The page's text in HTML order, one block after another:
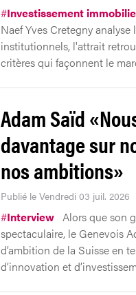
#Investissement
Naef Yves Cretegny
institutionnels, l'attrait
critères qui façonnent le
Adam Saïd
davantage sur
nos ambitions»
Publié le Vendredi 03 juil. 2026
#Interview Alors que son
spectaculaire, le Genevois
d’ambition de la Suisse en
d’innovation et